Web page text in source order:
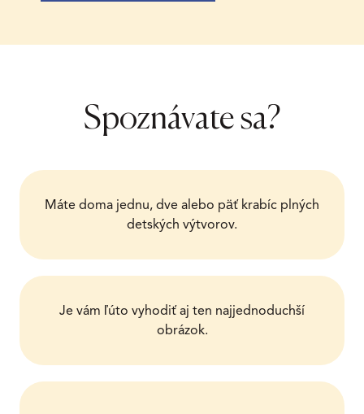
Spoznávate sa?
Máte doma jednu, dve alebo päť krabíc plných
detských výtvorov.
Je vám ľúto vyhodiť aj ten najjednoduchší
obrázok.